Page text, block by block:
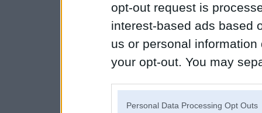
opt-out request is
interest-based ads based
us or personal
your opt-out. You may
Personal Data Processing Opt Outs